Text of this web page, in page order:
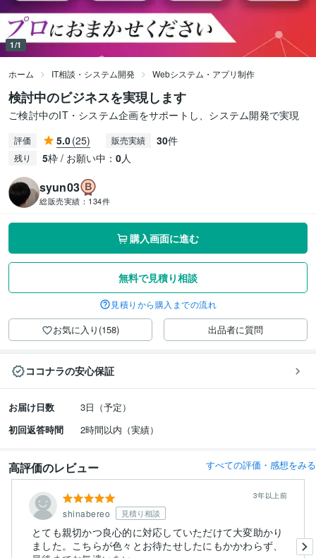
1/1
ホーム IT相談・システム開発 Webシステム・アプリ制作
検討中のビジネスを実現します
ご検討中のIT・システム企画をサポートし、システム開発で実現
評価 5.0(25) 販売実績 30件
残り 5枠 / お願い中： 0人
syun03
総販売実績： 134件
購入画面に進む
無料で見積り相談
見積りから購入までの流れ
お気に入り(158) 出品者に質問
ココナラの安心保証
お届け日数
3日（予定）
初回返答時間
2時間以内（実績）
高評価のレビュー すべての評価・感想をみる
shinabereo 見積り相談
3年以上前
とても親切かつ良心的に対応していただけて大変助かり
ました。こちらが色々とお待たせしたにもかかわらず、